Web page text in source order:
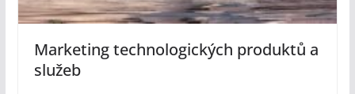
Marketing technologických produktů a
služeb